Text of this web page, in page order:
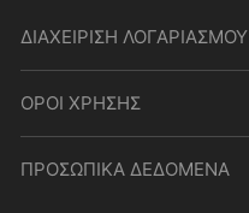
ΔΙΑΧΕΙΡΙΣΗ ΛΟΓΑΡΙΑΣΜΟΥ
ΟΡΟΙ ΧΡΗΣΗΣ
ΠΡΟΣΩΠΙΚΑ ΔΕΔΟΜΕΝΑ